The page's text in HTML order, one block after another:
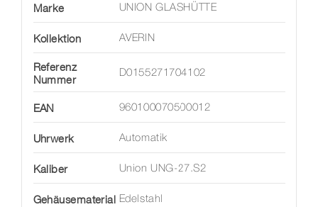
Marke UNION GLASHÜTTE
Kollektion AVERIN
Referenz
Nummer
D0155271704102
EAN 960100070500012
Uhrwerk Automatik
Kaliber Union UNG-27.S2
Gehäusematerial Edelstahl